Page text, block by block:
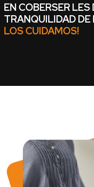
EN COBERSER
TRANQUILIDAD DE
LOS CUIDAMOS!